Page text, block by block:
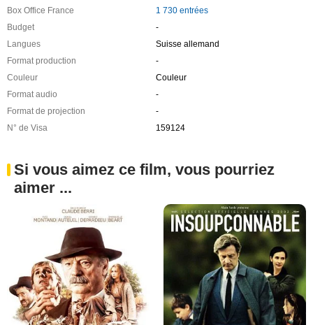
Box Office France
1 730 entrées
Budget
-
Langues
Suisse allemand
Format production
-
Couleur
Couleur
Format audio
-
Format de projection
-
N° de Visa
159124
Si vous aimez ce film, vous pourriez
aimer ...